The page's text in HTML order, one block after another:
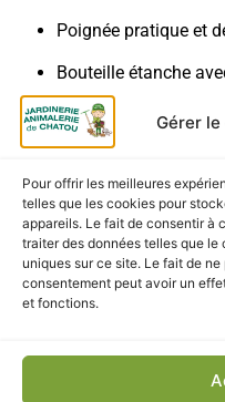
Gérer
Pour offrir les meilleures
telles que les cookies pour
appareils. Le fait de consentir à
traiter des données telles que
uniques sur ce site. Le fait de
consentement peut avoir un
et fonctions.
Poignée pratique et
Bouteille étanche
Conseils et services
Retrait gratuit en
Livraison rapide et